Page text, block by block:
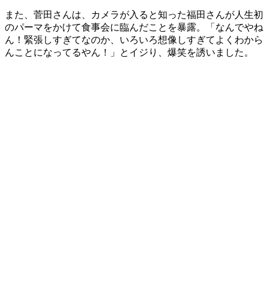
また、菅田さんは、カメラが入ると知った福田さんが人生初
のパーマをかけて食事会に臨んだことを暴露。「なんでやね
ん！緊張しすぎてなのか、いろいろ想像しすぎてよくわから
んことになってるやん！」とイジり、爆笑を誘いました。